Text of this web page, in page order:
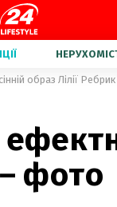
образ Лілії
фото